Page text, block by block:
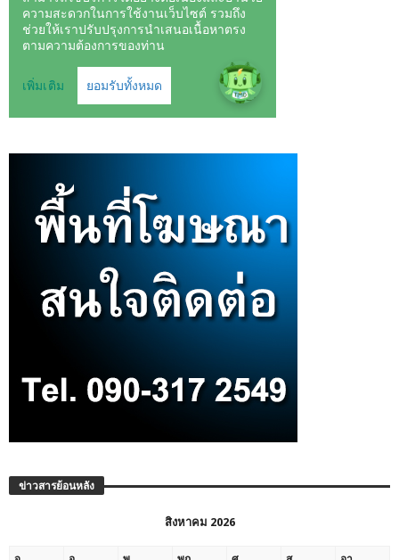
ข่าวสารย้อนหลัง
สิงหาคม 2026